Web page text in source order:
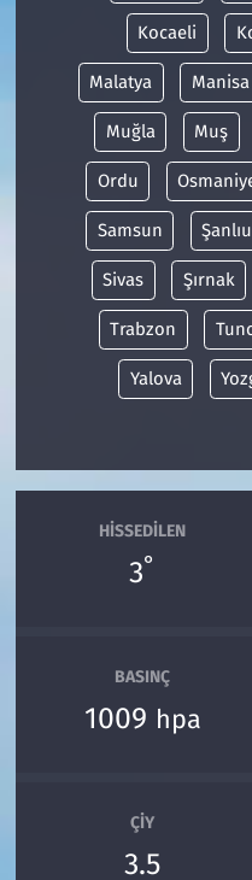
Kocaeli
Malatya Manisa
Muğla Muş
Ordu
Samsun
Sivas Şırnak
Trabzon
Yalova
HISSEDILEN
3°
BASINÇ
1009 hpa
ÇIY
3.5